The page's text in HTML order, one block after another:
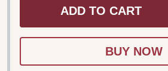
ADD TO CART